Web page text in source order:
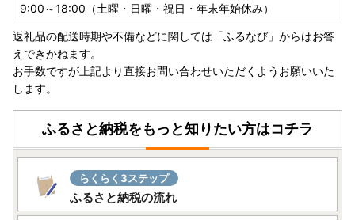
9:00～18:00（土曜・日曜・祝日・年末年始休み）
返礼品の配送時期や不備などに関しては「ふるなび」からはお答
えできかねます。
お手数ですが上記より直接お問い合わせいただくようお願いいた
します。
ふるさと納税をもっと知りたい方はコチラ
らくらく3ステップ
ふるさと納税の流れ